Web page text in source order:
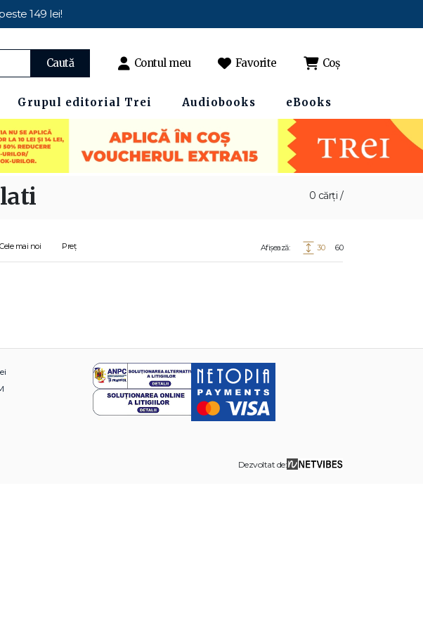
149 lei!
Caută Contul meu Favorite Coș
Grupul editorial Trei Audiobooks eBooks
0 cărți /
Cele mai noi Preț Afișează: 30 60
Dezvoltat de: